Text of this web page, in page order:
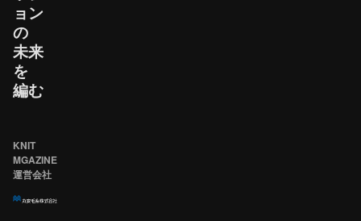
ョン
の​
未来
を​
編む
KNIT
MGAZINE
運営会社